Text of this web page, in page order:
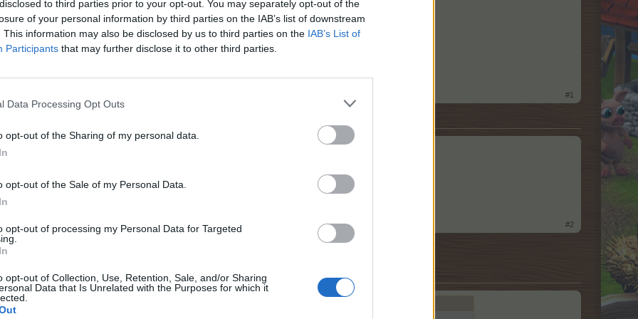
to third parties prior to your opt-out. You may separately opt-out of the
of your personal information by third parties on the IAB’s list of downstream
This information may also be disclosed by us to third parties on the IAB’s List of
Participants that may further disclose it to other third parties.
Data Processing Opt Outs
opt-out of the Sharing of my personal data.
opt-out of the Sale of my Personal Data.
opt-out of processing my Personal Data for Targeted
opt-out of Collection, Use, Retention, Sale, and/or Sharing
Data that Is Unrelated with the Purposes for which it
Nyttige links:
>OA<
#1
med til jeg mangler træ akaju og silke
få nogle af de ting, som vi ikke kan få mere, så vi kan være med ?
#2